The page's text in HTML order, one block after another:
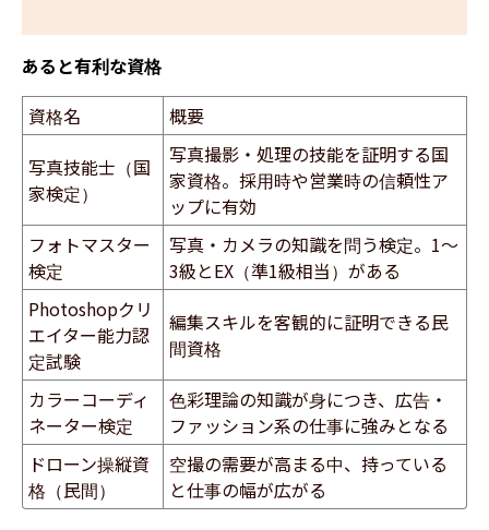
あると有利な資格
資格名
概要
写真技能士（国
家検定）
写真撮影・処理の技能を証明する国
家資格。採用時や営業時の信頼性ア
ップに有効
フォトマスター
検定
写真・カメラの知識を問う検定。1〜
3級とEX（準1級相当）がある
Photoshopクリ
エイター能力認
定試験
編集スキルを客観的に証明できる民
間資格
カラーコーディ
ネーター検定
色彩理論の知識が身につき、広告・
ファッション系の仕事に強みとなる
ドローン操縦資
格（民間）
空撮の需要が高まる中、持っている
と仕事の幅が広がる